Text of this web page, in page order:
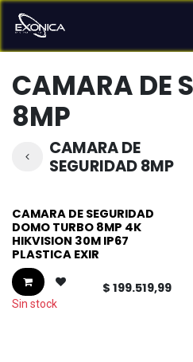
Ir al contenido
CAMARA DE
8MP
CAMARA DE
SEGURIDAD 8MP
CAMARA DE SEGURIDAD
DOMO TURBO 8MP 4K
HIKVISION 30M IP67
PLASTICA EXIR
$ 199.519,99
Sin stock